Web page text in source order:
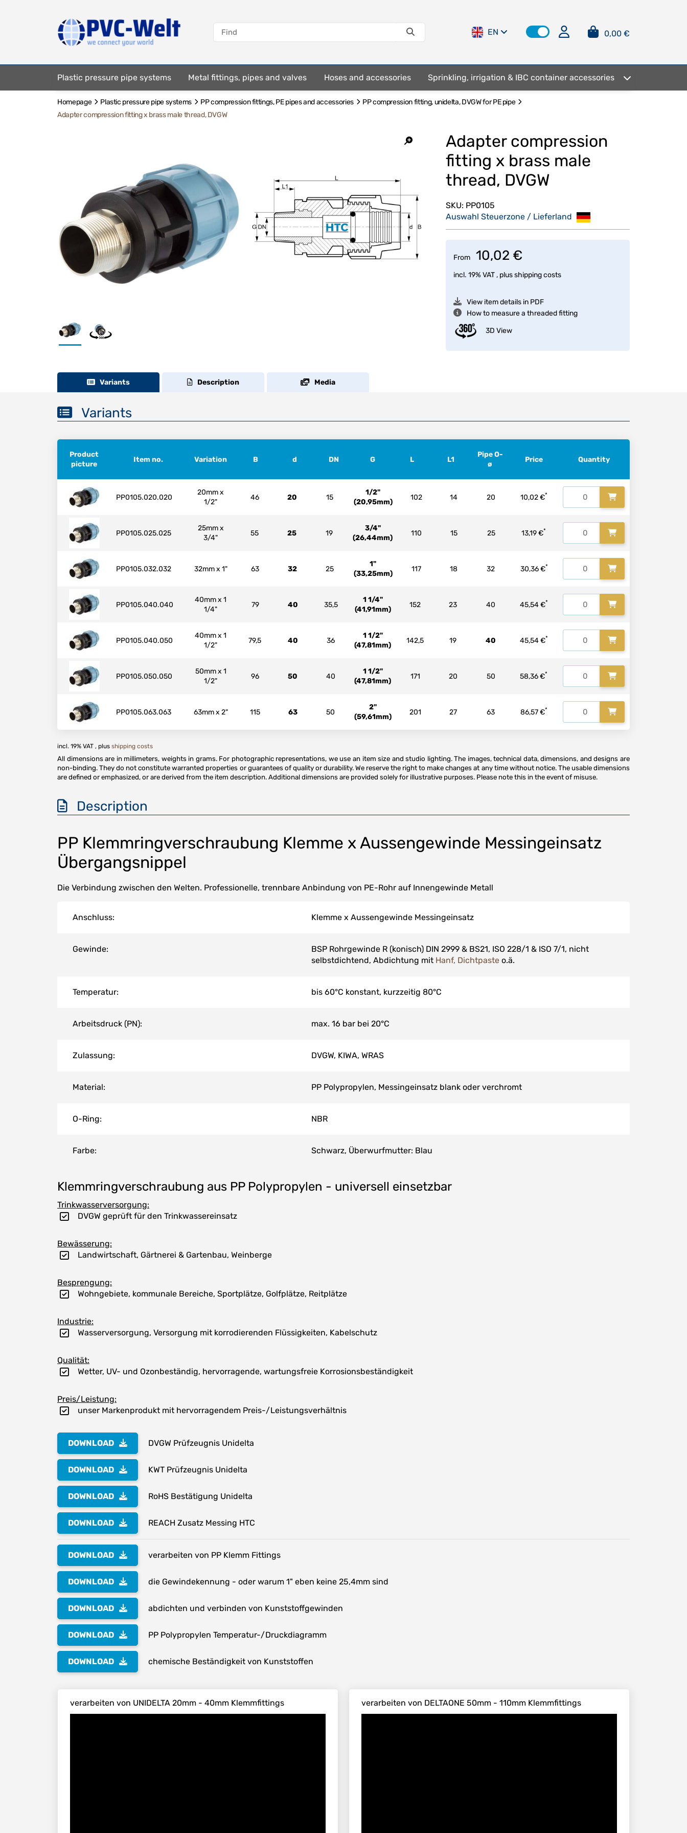
EN 0,00 €
Plastic pressure pipe systems Metal fittings, pipes and valves Hoses and accessories Sprinkling, irrigation & IBC container accessories
Fastening elements
Homepage Plastic pressure pipe systems PP compression fittings, PE pipes and accessories
PP compression fitting, unidelta, DVGW for PE pipe
Adapter compression fitting x brass male thread, DVGW
Adapter compression
fitting x brass male
thread, DVGW
SKU: PP0105
Auswahl Steuerzone / Lieferland
From 10,02 €
incl. 19% VAT , plusshipping costs
View item details in PDF
How to measure a threaded fitting
3D View
Variants Description Media
Variants
Product
picture
Item no. Variation B d DN G L L1
Pipe O-
ø
Price Quantity
PP0105.020.020
20mm x
1/2"
46 20 15
1/2"
(20,95mm)
102 14 20 10,02 €*
PP0105.025.025
25mm x
3/4"
55 25 19
3/4"
(26,44mm)
110 15 25 13,19 €*
PP0105.032.032 32mm x 1" 63 32 25
1"
(33,25mm)
117 18 32 30,36 €*
PP0105.040.040
40mm x 1
1/4"
79 40 35,5
1 1/4"
(41,91mm)
152 23 40 45,54 €*
PP0105.040.050
40mm x 1
1/2"
79,5 40 36
1 1/2"
(47,81mm)
142,5 19 40 45,54 €*
PP0105.050.050
50mm x 1
1/2"
96 50 40
1 1/2"
(47,81mm)
171 20 50 58,36 €*
PP0105.063.063 63mm x 2" 115 63 50
2"
(59,61mm)
201 27 63 86,57 €*
incl. 19% VAT , plus shipping costs
All dimensions are in millimeters, weights in grams. For photographic representations, we use an item size and studio lighting. The images, technical data, dimensions, and designs are
non-binding. They do not constitute warranted properties or guarantees of quality or durability. We reserve the right to make changes at any time without notice. The usable dimensions
are defined or emphasized, or are derived from the item description. Additional dimensions are provided solely for illustrative purposes. Please note this in the event of misuse.
Description
PP Klemmringverschraubung Klemme x Aussengewinde Messingeinsatz
Übergangsnippel
Die Verbindung zwischen den Welten. Professionelle, trennbare Anbindung von PE-Rohr auf Innengewinde Metall
Anschluss: Klemme x Aussengewinde Messingeinsatz
Gewinde:
BSP Rohrgewinde R (konisch) DIN 2999 & BS21, ISO 228/1 & ISO 7/1, nicht
selbstdichtend, Abdichtung mit Hanf, Dichtpasteo.ä.
Temperatur: bis 60°C konstant, kurzzeitig 80°C
Arbeitsdruck (PN): max. 16 bar bei 20°C
Zulassung: DVGW, KIWA, WRAS
Material: PP Polypropylen, Messingeinsatz blank oder verchromt
O-Ring: NBR
Farbe: Schwarz, Überwurfmutter: Blau
Klemmringverschraubung aus PP Polypropylen - universell einsetzbar
Trinkwasserversorgung:
DVGW geprüft für den Trinkwassereinsatz
Bewässerung:
Landwirtschaft, Gärtnerei & Gartenbau, Weinberge
Besprengung:
Wohngebiete, kommunale Bereiche, Sportplätze, Golfplätze, Reitplätze
Industrie:
Wasserversorgung, Versorgung mit korrodierenden Flüssigkeiten, Kabelschutz
Qualität:
Wetter, UV- und Ozonbeständig, hervorragende, wartungsfreie Korrosionsbeständigkeit
Preis/Leistung:
unser Markenprodukt mit hervorragendem Preis-/Leistungsverhältnis
DOWNLOAD DVGW Prüfzeugnis Unidelta
DOWNLOAD KWT Prüfzeugnis Unidelta
DOWNLOAD RoHS Bestätigung Unidelta
DOWNLOAD REACH Zusatz Messing HTC
DOWNLOAD verarbeiten von PP Klemm Fittings
DOWNLOAD die Gewindekennung - oder warum 1" eben keine 25,4mm sind
DOWNLOAD abdichten und verbinden von Kunststoffgewinden
DOWNLOAD PP Polypropylen Temperatur-/Druckdiagramm
DOWNLOAD chemische Beständigkeit von Kunststoffen
verarbeiten von UNIDELTA 20mm - 40mm Klemmfittings verarbeiten von DELTAONE 50mm - 110mm Klemmfittings